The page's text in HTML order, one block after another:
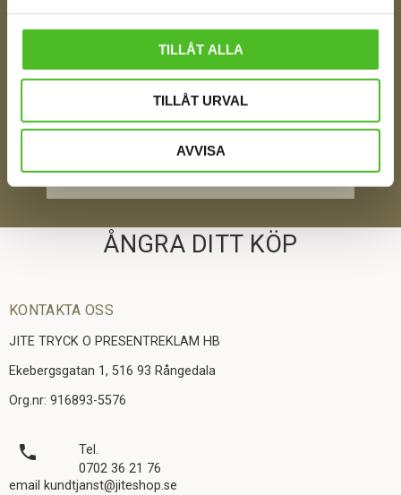
TILLÅT ALLA
TILLÅT URVAL
AVVISA
Jag samtycker till att motta digital kommunikation i
enlighet med i integritetspolicynPolicy o cookies
SKICKA
ÅNGRA DITT KÖP
KONTAKTA OSS
JITE TRYCK O PRESENTREKLAM HB
Ekebergsgatan 1, 516 93 Rångedala
Org.nr: 916893-5576
local_phone
Tel.
0702 36 21 76
email kundtjanst@jiteshop.se